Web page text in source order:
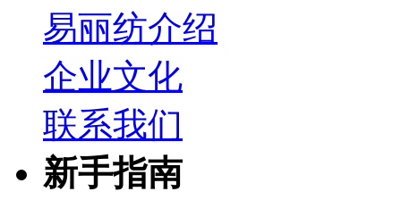
易丽纺介绍
企业文化
联系我们
新手指南